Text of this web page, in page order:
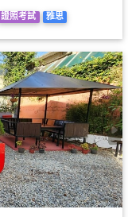
證照考試 雅思